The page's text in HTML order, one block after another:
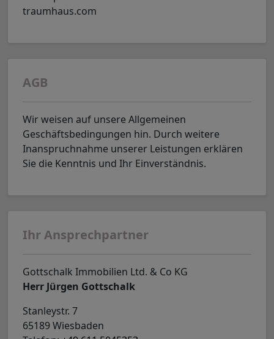
traumhaus.com
AGB
Wir weisen auf unsere Allgemeinen
Geschäftsbedingungen hin. Durch weitere
Inanspruchnahme unserer Leistungen erklären
Sie die Kenntnis und Ihr Einverständnis.
Ihr Ansprechpartner
Gottschalk Immobilien Ltd. & Co KG
Herr Jürgen Gottschalk
Stanleystr. 7
65189 Wiesbaden